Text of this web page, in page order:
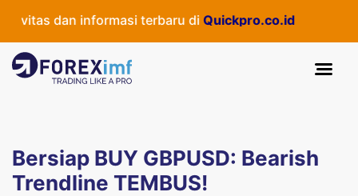
dan informasi terbaru diQuickpro.co.id
Bersiap BUY GBPUSD: Bearish
Trendline TEMBUS!